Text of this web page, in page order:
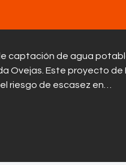
captación de agua
Este proyecto de
riesgo de escasez en…